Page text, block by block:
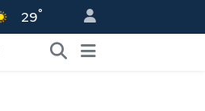
29°